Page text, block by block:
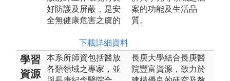
好防護及屏蔽，是安
全無健康危害之虞的
下載詳細資料
案的功能及生活品
質。
學習
資源
本系所師資包括醫放
各類領域之專家，並
長庚大學結合長庚醫
院豐富資源，致力於